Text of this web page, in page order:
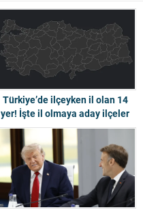
Türkiye’de ilçeyken il olan 14
yer! İşte il olmaya aday ilçeler